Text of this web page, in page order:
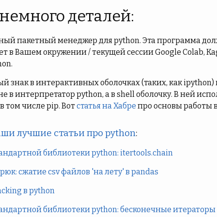
деталей:
пакетный менеджер для python. Эта программа
в Вашем окружении / текущей сессии Google Colab,
знак в интерактивных оболочках (таких, как ipython)
в интерпретатор python, а в shell оболочку. В ней
том числе pip. Вотстатья на Хабре про основы работы
лучшие статьи про python:
библиотеки python: itertools.chain
сжатие csv файлов 'на лету' в pandas
в python
библиотеки python: бесконечные